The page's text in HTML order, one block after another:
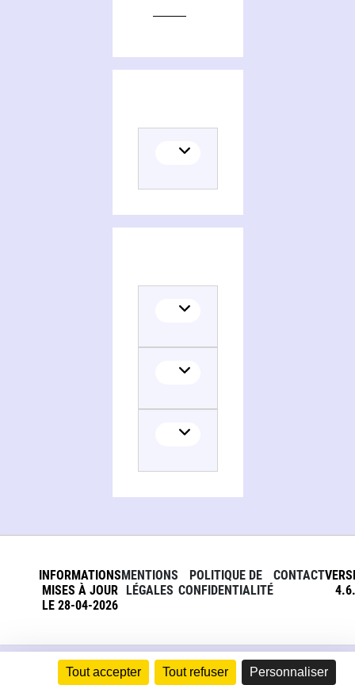
Tout accepter Tout refuser Personnaliser
INFORMATIONS
MISES À JOUR
LE 28-04-2026
MENTIONS
LÉGALES
POLITIQUE DE
CONFIDENTIALITÉ
CONTACT